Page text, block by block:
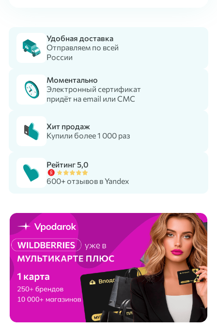
Удобная доставка
Отправляем по всей
России
Моментально
Электронный сертификат
придёт на email или СМС
Хит продаж
Купили более 1 000 раз
Рейтинг 5,0
600+ отзывов в Yandex